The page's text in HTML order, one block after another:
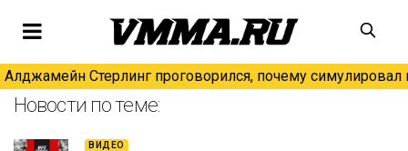
Алджамейн Стерлинг проговорился, почему симулировал
Новости по теме:
ВИДЕО